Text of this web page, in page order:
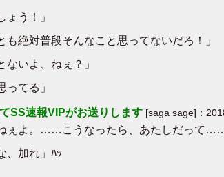
う！」
絶対普段そんなこと思ってないだろ！」
いよ、ねぇ？」
てる」
SS速報VIPがお送りします [saga sage]：
ぇよ。……こうなったら、あたしだって……
加れ」ﾊｯ